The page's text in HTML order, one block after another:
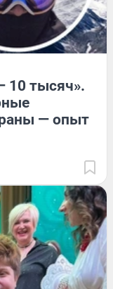
10 тысяч».
— опыт